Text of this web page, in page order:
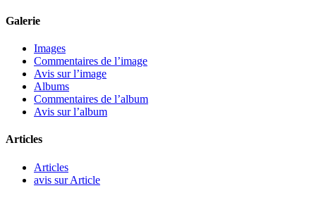
Galerie
Images
Commentaires de l’image
Avis sur l’image
Albums
Commentaires de l’album
Avis sur l’album
Articles
Articles
avis sur Article